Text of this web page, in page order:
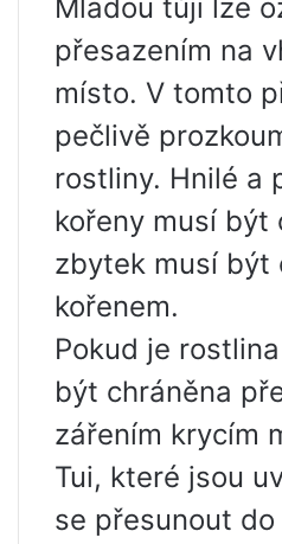
Mladou túji lze
přesazením na
místo. V tomto
pečlivě
rostliny. Hnilé a
kořeny musí být
zbytek musí být
kořenem.
Pokud je
být chráněna
zářením krycím
Tui, které jsou
se přesunout